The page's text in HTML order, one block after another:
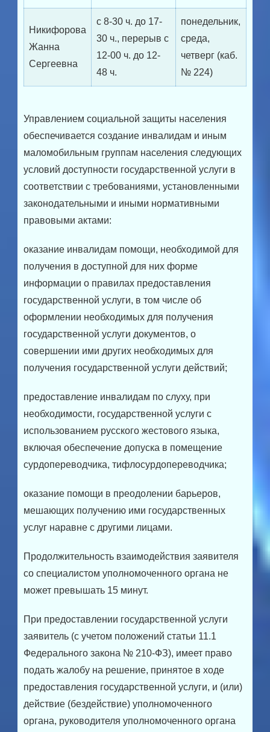
Никифорова
Жанна
Сергеевна
с 8-30 ч. до 17-
30 ч., перерыв с
12-00 ч. до 12-
48 ч.
понедельник,
среда,
четверг (каб.
№ 224)
Управлением социальной защиты населения
обеспечивается создание инвалидам и иным
маломобильным группам населения следующих
условий доступности государственной услуги в
соответствии с требованиями, установленными
законодательными и иными нормативными
правовыми актами:
оказание инвалидам помощи, необходимой для
получения в доступной для них форме
информации о правилах предоставления
государственной услуги, в том числе об
оформлении необходимых для получения
государственной услуги документов, о
совершении ими других необходимых для
получения государственной услуги действий;
предоставление инвалидам по слуху, при
необходимости, государственной услуги с
использованием русского жестового языка,
включая обеспечение допуска в помещение
сурдопереводчика, тифлосурдопереводчика;
оказание помощи в преодолении барьеров,
мешающих получению ими государственных
услуг наравне с другими лицами.
Продолжительность взаимодействия заявителя
со специалистом уполномоченного органа не
может превышать 15 минут.
При предоставлении государственной услуги
заявитель (с учетом положений статьи 11.1
Федерального закона № 210-ФЗ), имеет право
подать жалобу на решение, принятое в ходе
предоставления государственной услуги, и (или)
действие (бездействие) уполномоченного
органа, руководителя уполномоченного органа